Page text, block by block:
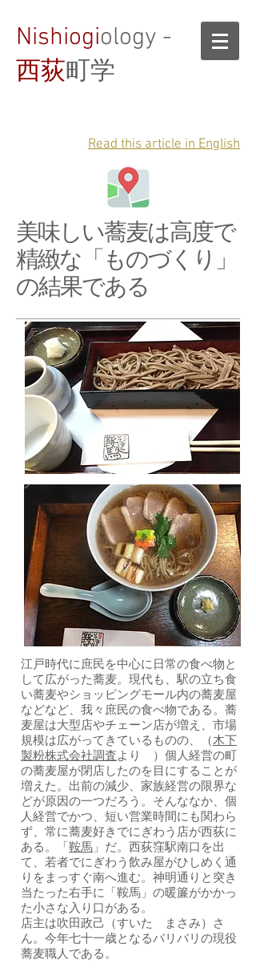
Nishiogiology -
西荻町学
Read this article in English
美味しい蕎麦は高度で
精緻な「ものづくり」
の結果である
江戸時代に庶民を中心に日常の食べ物と
して広がった蕎麦。現代も、駅の立ち食
い蕎麦やショッピングモール内の蕎麦屋
などなど、我々庶民の食べ物である。蕎
麦屋は大型店やチェーン店が増え、市場
規模は広がってきているものの、（木下
製粉株式会社調査より ）個人経営の町
の蕎麦屋が閉店したのを目にすることが
増えた。出前の減少、家族経営の限界な
どが原因の一つだろう。そんななか、個
人経営でかつ、短い営業時間にも関わら
ず、常に蕎麦好きでにぎわう店が西荻に
ある。「 鞍馬」だ。西荻窪駅南口を出
て、若者でにぎわう飲み屋がひしめく通
りをまっすぐ南へ進む。神明通りと突き
当たった右手に「鞍馬」の暖簾がかかっ
た小さな入り口がある。
店主は吹田政己（すいた まさみ）さ
ん。今年七十一歳となるバリバリの現役
蕎麦職人である。